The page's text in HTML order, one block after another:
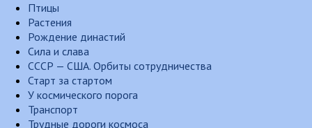
Птицы
Растения
Рождение династий
Сила и слава
СССР — США. Орбиты сотрудничества
Старт за стартом
У космического порога
Транспорт
Трудные дороги космоса